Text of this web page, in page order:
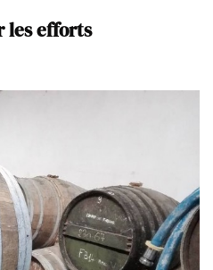
les efforts